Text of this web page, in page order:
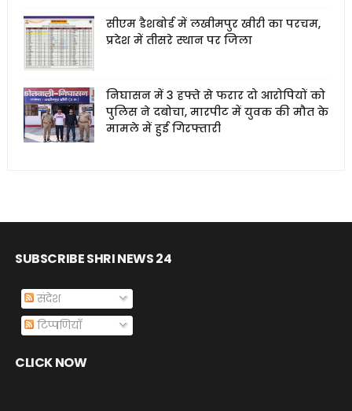
सीएम डैशबोर्ड में लखीमपुर खीरी का परचम,
प्रदेश में तीसरे स्थान पर जिला
निघासन में 3 हफ्ते से फरार दो आरोपियों को
पुलिस ने दबोचा, मारपीट में युवक की मौत के
मामले में हुई गिरफ्तारी
SUBSCRIBE SHRI NEWS 24
संदेश
टिप्पणियाँ
CLICK NOW